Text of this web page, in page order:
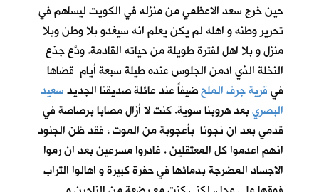
حين خرج سعد الاعظمي من منزله في الكويت ليساهم في
تحرير وطنه و اهله لم يكن يعلم انه سيغدو بلا وطن وبلا
منزل و بلا اهل لفترة طويلة من حياته القادمة. ودَّع جذع
النخلة الذي ادمن الجلوس عنده طيلة سبعة أيام قضاها
فيقرية جرف الملحضيفاً عند عائلة صديقنا الجديدسعيد
البصريبعد هروبنا سوية. كنت لا أزال مصابا برصاصة في
قدمي بعد ان نجونا بأعجوبة من الموت ، فقد ظن الجنود
انهم اعدموا كل المعتقلين . غادروا مسرعين بعد ان رموا
الاجساد المضرجة بدمائها في حفرة كبيرة و اهالوا التراب